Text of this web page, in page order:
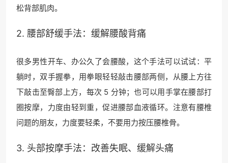
松背部肌肉。
2. 腰部舒缓手法：缓解腰酸背痛
很多男性开车、办公久了会腰酸，这个手法可以试试：平
躺时，双手握拳，用拳眼轻轻敲击腰部两侧，从腰上方往
下敲击至臀部上方，每次 5 分钟；也可以用手掌在腰部打
圈按摩，力度由轻到重，促进腰部血液循环。注意有腰椎
问题的朋友，力度要轻柔，不要用力按压腰椎骨。
3. 头部按摩手法：改善失眠、缓解头痛